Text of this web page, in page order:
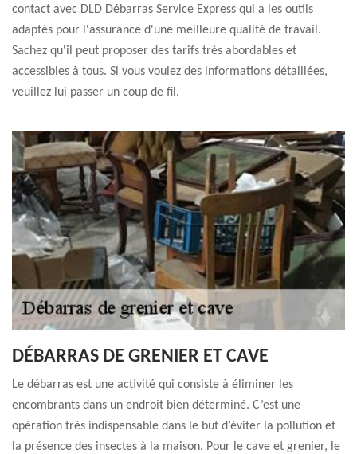
contact avec DLD Débarras Service Express qui a les outils
adaptés pour l'assurance d'une meilleure qualité de travail.
Sachez qu'il peut proposer des tarifs très abordables et
accessibles à tous. Si vous voulez des informations détaillées,
veuillez lui passer un coup de fil.
DÉBARRAS DE GRENIER ET CAVE
Le débarras est une activité qui consiste à éliminer les
encombrants dans un endroit bien déterminé. C’est une
opération très indispensable dans le but d’éviter la pollution et
la présence des insectes à la maison. Pour le cave et grenier, le